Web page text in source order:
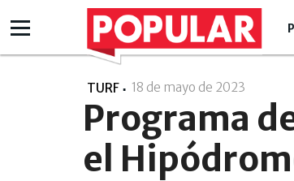
TURF 18 de mayo de 2023
Programa
el